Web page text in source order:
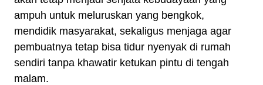
ampuh untuk meluruskan yang bengkok,
mendidik masyarakat, sekaligus menjaga agar
pembuatnya tetap bisa tidur nyenyak di rumah
sendiri tanpa khawatir ketukan pintu di tengah
malam.